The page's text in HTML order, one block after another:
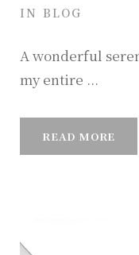
IN BLOG
A wonderful
my entire ...
READ MORE